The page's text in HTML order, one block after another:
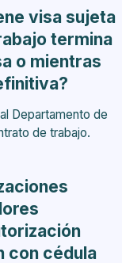
visa sujeta
termina
o mientras
Departamento de
de trabajo.
con cédula